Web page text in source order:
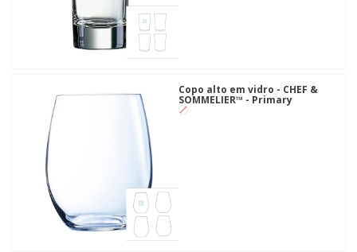
Copo alto em vidro - CHEF &
SOMMELIER™ - Primary